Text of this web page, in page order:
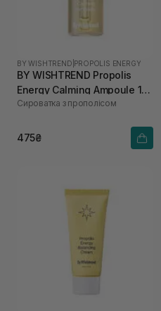
BY WISHTREND PROPOLIS ENERGY
BY WISHTREND Propolis
Energy Calming Ampoule 10
мл
Сироватка з прополісом
475₴